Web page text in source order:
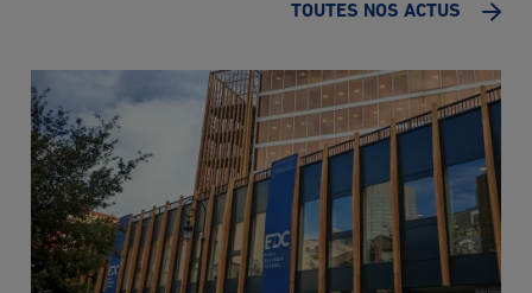
TOUTES NOS ACTUS